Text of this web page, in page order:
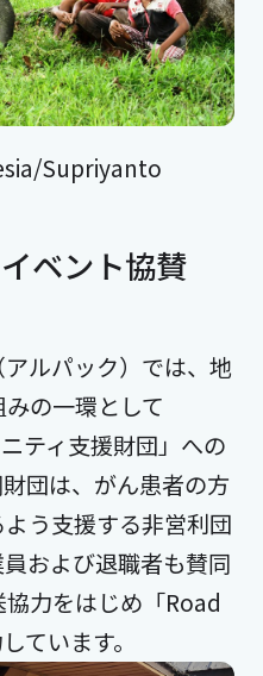
Supriyanto
ベント協賛
ルパック）では、地
の一環として
ティ支援財団」への
団は、がん患者の方
う支援する非営利団
および退職者も賛同
力をはじめ「Road
ています。